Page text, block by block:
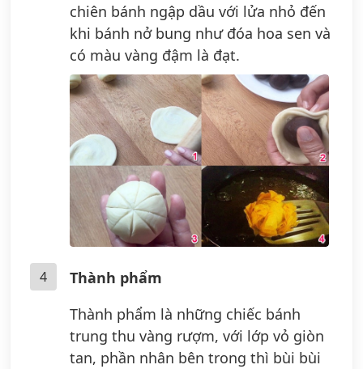
chiên bánh ngập dầu với lửa nhỏ đến
khi bánh nở bung như đóa hoa sen và
có màu vàng đậm là đạt.
4
Thành phẩm
Thành phẩm là những chiếc bánh
trung thu vàng rượm, với lớp vỏ giòn
tan, phần nhân bên trong thì bùi bùi